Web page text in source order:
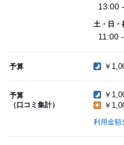
13:00
土・日・
11:00
予算 ￥
予算
（口コミ集計）
￥
￥
利用金額